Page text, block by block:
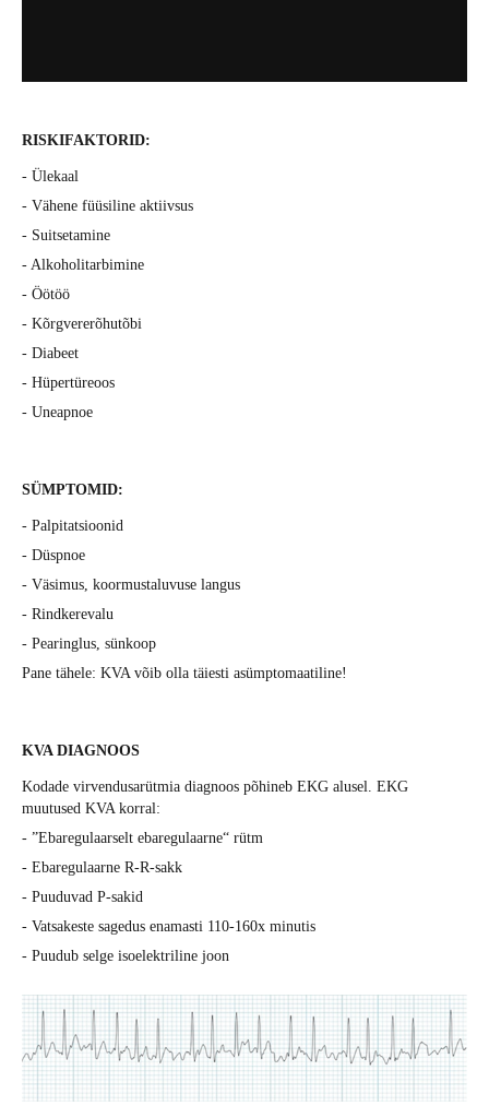
RISKIFAKTORID:
- Ülekaal
- Vähene füüsiline aktiivsus
- Suitsetamine
- Alkoholitarbimine
- Öötöö
- Kõrgvererõhutõbi
- Diabeet
- Hüpertüreoos
- Uneapnoe
SÜMPTOMID:
- Palpitatsioonid
- Düspnoe
- Väsimus, koormustaluvuse langus
- Rindkerevalu
- Pearinglus, sünkoop
Pane tähele: KVA võib olla täiesti asümptomaatiline!
KVA DIAGNOOS
Kodade virvendusarütmia diagnoos põhineb EKG alusel. EKG
muutused KVA korral:
- ”Ebaregulaarselt ebaregulaarne“ rütm
- Ebaregulaarne R-R-sakk
- Puuduvad P-sakid
- Vatsakeste sagedus enamasti 110-160x minutis
- Puudub selge isoelektriline joon